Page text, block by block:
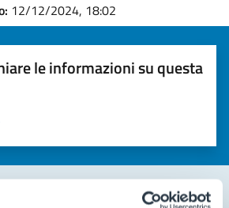
12/12/2024, 18:02
le informazioni su questa
informazioni (da 1 a 5 stelle)
di stelle per valutare la chiarezza delle
5 stelle su 5
stelle su 5
su 5
5